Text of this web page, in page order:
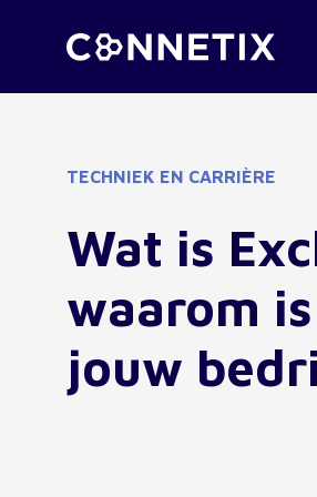
TECHNIEK EN CARRIÈRE
Wat is
waarom
jouw